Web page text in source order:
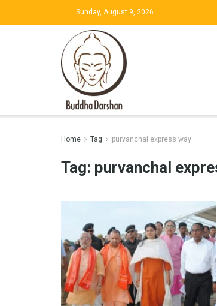
Sunday, August 9, 2026
Home Tag purvanchal express way
Tag: purvanchal